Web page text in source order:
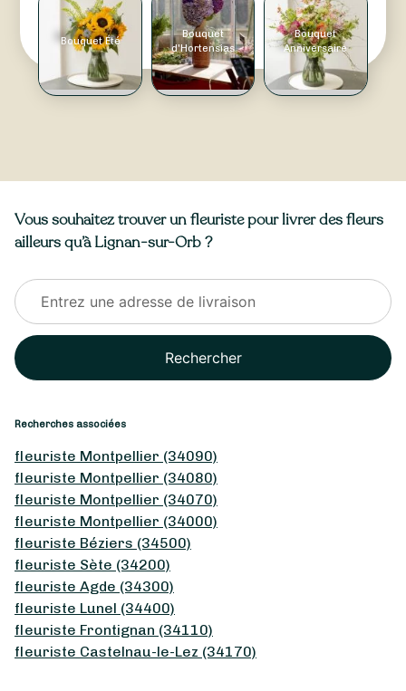
Bouquet Été
Bouquet
d'Hortensias
Bouquet
Anniversaire
Vous souhaitez trouver un fleuriste pour livrer des fleurs
ailleurs qu’à Lignan-sur-Orb ?
Rechercher
Recherches associées
fleuriste Montpellier (34090)
fleuriste Montpellier (34080)
fleuriste Montpellier (34070)
fleuriste Montpellier (34000)
fleuriste Béziers (34500)
fleuriste Sète (34200)
fleuriste Agde (34300)
fleuriste Lunel (34400)
fleuriste Frontignan (34110)
fleuriste Castelnau-le-Lez (34170)